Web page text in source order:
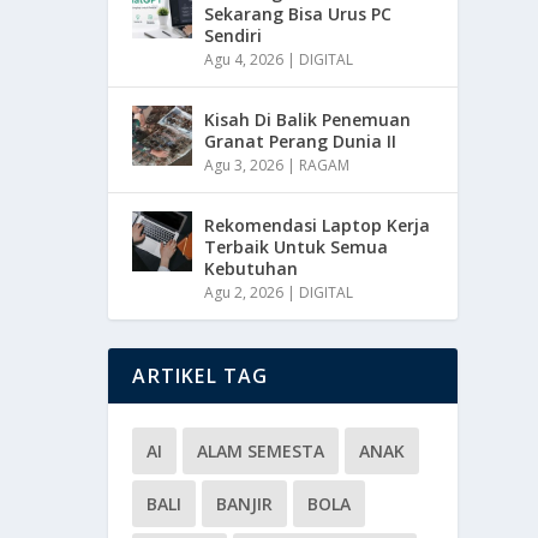
Sekarang Bisa Urus PC
Sendiri
Agu 4, 2026 | DIGITAL
Kisah Di Balik Penemuan
Granat Perang Dunia II
Agu 3, 2026 | RAGAM
Rekomendasi Laptop Kerja
Terbaik Untuk Semua
Kebutuhan
Agu 2, 2026 | DIGITAL
ARTIKEL TAG
AI ALAM SEMESTA ANAK
BALI BANJIR BOLA